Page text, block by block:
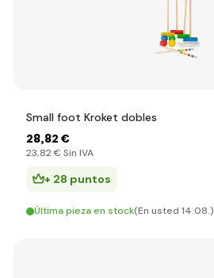
Small foot Kroket dobles
28,82 €
23,82 € Sin IVA
+ 28 puntos
Última pieza en stock(En usted 14.08.)